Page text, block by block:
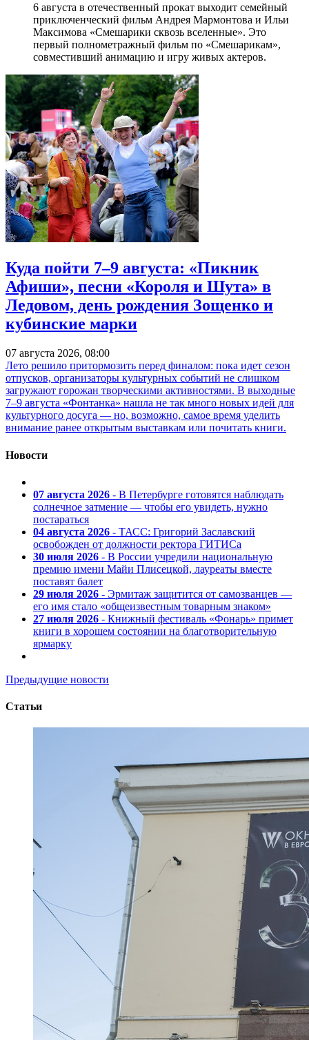
6 августа в отечественный прокат выходит семейный
приключенческий фильм Андрея Мармонтова и Ильи
Максимова «Смешарики сквозь вселенные». Это
первый полнометражный фильм по «Смешарикам»,
совместивший анимацию и игру живых актеров.
Куда пойти 7–9 августа: «Пикник
Афиши», песни «Короля и Шута» в
Ледовом, день рождения Зощенко и
кубинские марки
07 августа 2026, 08:00
Лето решило притормозить перед финалом: пока идет сезон
отпусков, организаторы культурных событий не слишком
загружают горожан творческими активностями. В выходные
7–9 августа «Фонтанка» нашла не так много новых идей для
культурного досуга — но, возможно, самое время уделить
внимание ранее открытым выставкам или почитать книги.
Новости
07 августа 2026 - В Петербурге готовятся наблюдать
солнечное затмение — чтобы его увидеть, нужно
постараться
04 августа 2026 - ТАСС: Григорий Заславский
освобожден от должности ректора ГИТИСа
30 июля 2026 - В России учредили национальную
премию имени Майи Плисецкой, лауреаты вместе
поставят балет
29 июля 2026 - Эрмитаж защитится от самозванцев —
его имя стало «общеизвестным товарным знаком»
27 июля 2026 - Книжный фестиваль «Фонарь» примет
книги в хорошем состоянии на благотворительную
ярмарку
Предыдущие новости
Статьи